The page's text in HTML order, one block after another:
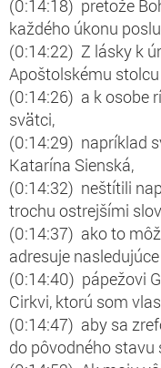
(0:14:18) pretože
každého úkonu
(0:14:22) Z lásky k
Apoštolskému stolcu
(0:14:26) a k osobe
svätci,
(0:14:29) napríklad
Katarína Sienská,
(0:14:32) neštítili
trochu ostrejšími
(0:14:37) ako to
adresuje
(0:14:40) pápežovi
Cirkvi, ktorú som
(0:14:47) aby sa
do pôvodného stavu